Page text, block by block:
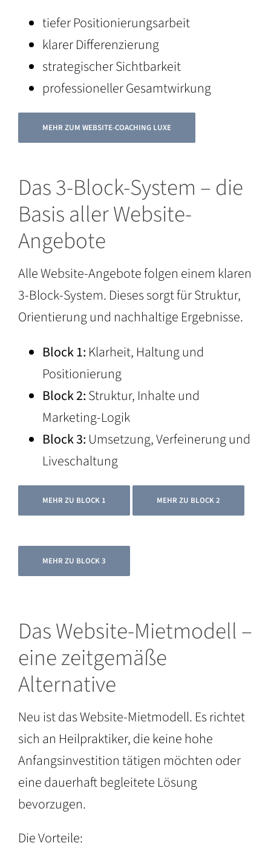
tiefer Positionierungsarbeit
klarer Differenzierung
strategischer Sichtbarkeit
professioneller Gesamtwirkung
MEHR ZUM WEBSITE-COACHING LUXE
Das 3-Block-System – die
Basis aller Website-
Angebote
Alle Website-Angebote folgen einem klaren
3-Block-System. Dieses sorgt für Struktur,
Orientierung und nachhaltige Ergebnisse.
Block 1: Klarheit, Haltung und
Positionierung
Block 2:Struktur, Inhalte und
Marketing-Logik
Block 3: Umsetzung, Verfeinerung und
Liveschaltung
MEHR ZU BLOCK 1 MEHR ZU BLOCK 2
MEHR ZU BLOCK 3
Das Website-Mietmodell –
eine zeitgemäße
Alternative
Neu ist das Website-Mietmodell. Es richtet
sich an Heilpraktiker, die keine hohe
Anfangsinvestition tätigen möchten oder
eine dauerhaft begleitete Lösung
bevorzugen.
Die Vorteile: